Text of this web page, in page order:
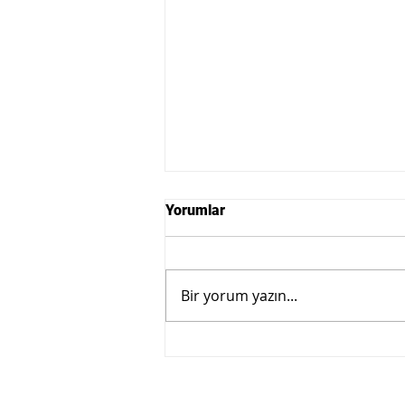
Yorumlar
Bir yorum yazın...